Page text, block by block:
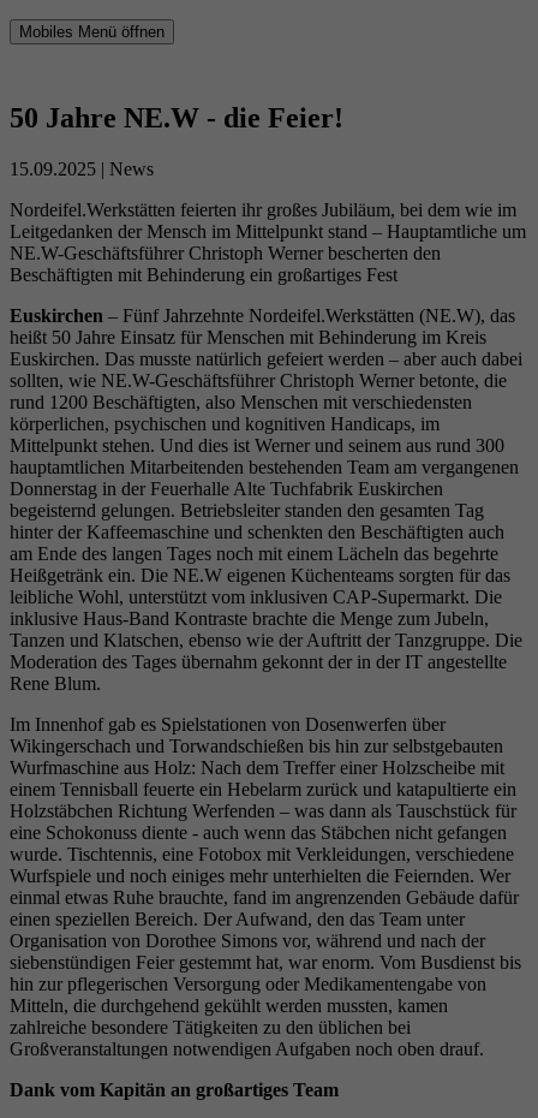
Mobiles Menü öffnen
50 Jahre NE.W - die Feier!
15.09.2025 | News
Nordeifel.Werkstätten feierten ihr großes Jubiläum, bei dem wie im
Leitgedanken der Mensch im Mittelpunkt stand – Hauptamtliche um
NE.W-Geschäftsführer Christoph Werner bescherten den
Beschäftigten mit Behinderung ein großartiges Fest
Euskirchen – Fünf Jahrzehnte Nordeifel.Werkstätten (NE.W), das
heißt 50 Jahre Einsatz für Menschen mit Behinderung im Kreis
Euskirchen. Das musste natürlich gefeiert werden – aber auch dabei
sollten, wie NE.W-Geschäftsführer Christoph Werner betonte, die
rund 1200 Beschäftigten, also Menschen mit verschiedensten
körperlichen, psychischen und kognitiven Handicaps, im
Mittelpunkt stehen. Und dies ist Werner und seinem aus rund 300
hauptamtlichen Mitarbeitenden bestehenden Team am vergangenen
Donnerstag in der Feuerhalle Alte Tuchfabrik Euskirchen
begeisternd gelungen. Betriebsleiter standen den gesamten Tag
hinter der Kaffeemaschine und schenkten den Beschäftigten auch
am Ende des langen Tages noch mit einem Lächeln das begehrte
Heißgetränk ein. Die NE.W eigenen Küchenteams sorgten für das
leibliche Wohl, unterstützt vom inklusiven CAP-Supermarkt. Die
inklusive Haus-Band Kontraste brachte die Menge zum Jubeln,
Tanzen und Klatschen, ebenso wie der Auftritt der Tanzgruppe. Die
Moderation des Tages übernahm gekonnt der in der IT angestellte
Rene Blum.
Im Innenhof gab es Spielstationen von Dosenwerfen über
Wikingerschach und Torwandschießen bis hin zur selbstgebauten
Wurfmaschine aus Holz: Nach dem Treffer einer Holzscheibe mit
einem Tennisball feuerte ein Hebelarm zurück und katapultierte ein
Holzstäbchen Richtung Werfenden – was dann als Tauschstück für
eine Schokonuss diente - auch wenn das Stäbchen nicht gefangen
wurde. Tischtennis, eine Fotobox mit Verkleidungen, verschiedene
Wurfspiele und noch einiges mehr unterhielten die Feiernden. Wer
einmal etwas Ruhe brauchte, fand im angrenzenden Gebäude dafür
einen speziellen Bereich. Der Aufwand, den das Team unter
Organisation von Dorothee Simons vor, während und nach der
siebenstündigen Feier gestemmt hat, war enorm. Vom Busdienst bis
hin zur pflegerischen Versorgung oder Medikamentengabe von
Mitteln, die durchgehend gekühlt werden mussten, kamen
zahlreiche besondere Tätigkeiten zu den üblichen bei
Großveranstaltungen notwendigen Aufgaben noch oben drauf.
Dank vom Kapitän an großartiges Team